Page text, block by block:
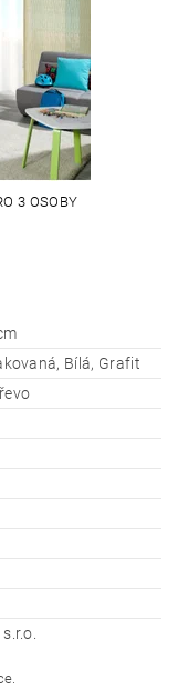
3 OSOBY
Bílá, Grafit